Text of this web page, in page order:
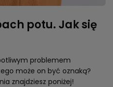
potu. Jak się
problemem
może on być oznaką?
znajdziesz poniżej!